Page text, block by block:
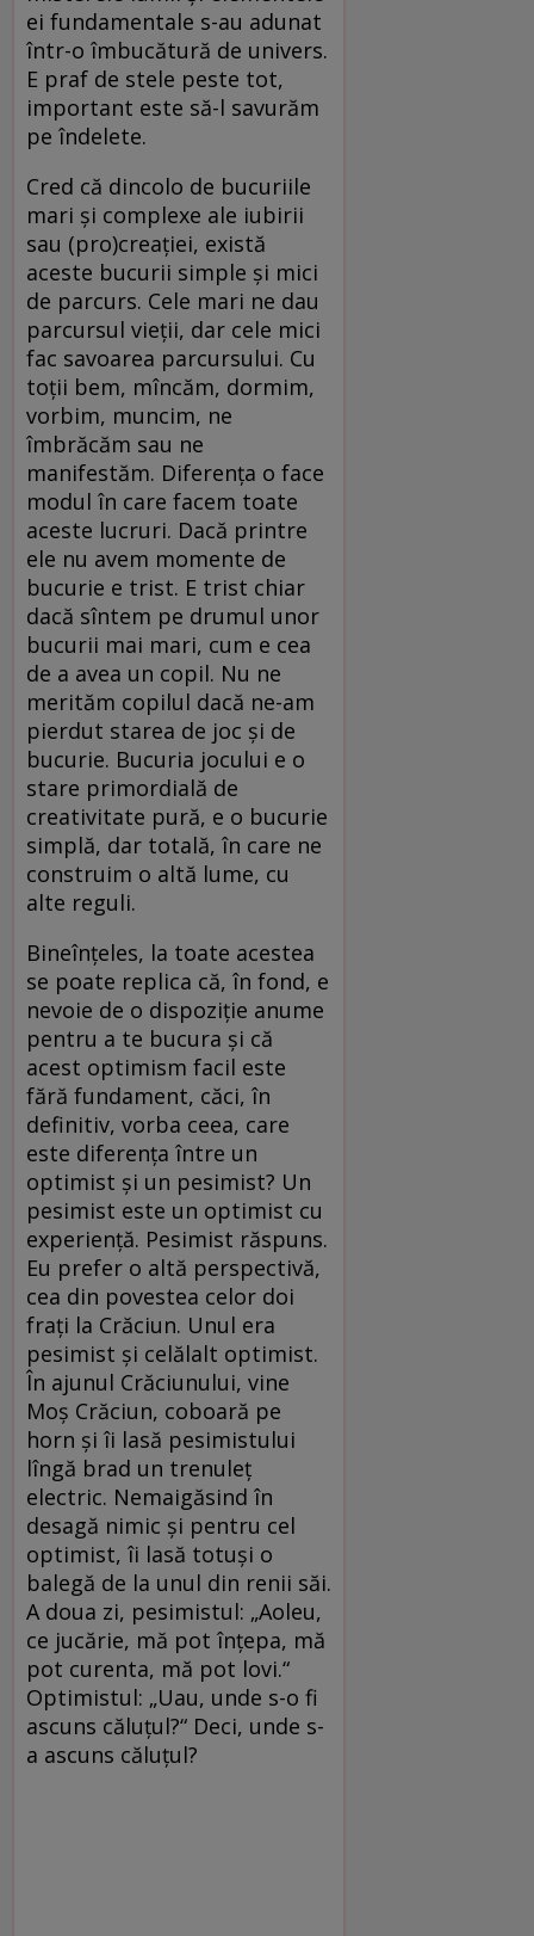
ei fundamentale s-au adunat
într-o îmbucătură de univers.
E praf de stele peste tot,
important este să-l savurăm
pe îndelete.
Cred că dincolo de bucuriile
mari şi complexe ale iubirii
sau (pro)creaţiei, există
aceste bucurii simple şi mici
de parcurs. Cele mari ne dau
parcursul vieţii, dar cele mici
fac savoarea parcursului. Cu
toţii bem, mîncăm, dormim,
vorbim, muncim, ne
îmbrăcăm sau ne
manifestăm. Diferenţa o face
modul în care facem toate
aceste lucruri. Dacă printre
ele nu avem momente de
bucurie e trist. E trist chiar
dacă sîntem pe drumul unor
bucurii mai mari, cum e cea
de a avea un copil. Nu ne
merităm copilul dacă ne-am
pierdut starea de joc şi de
bucurie. Bucuria jocului e o
stare primordială de
creativitate pură, e o bucurie
simplă, dar totală, în care ne
construim o altă lume, cu
alte reguli.
Bineînţeles, la toate acestea
se poate replica că, în fond, e
nevoie de o dispoziţie anume
pentru a te bucura şi că
acest optimism facil este
fără fundament, căci, în
definitiv, vorba ceea, care
este diferenţa între un
optimist şi un pesimist? Un
pesimist este un optimist cu
experienţă. Pesimist răspuns.
Eu prefer o altă perspectivă,
cea din povestea celor doi
fraţi la Crăciun. Unul era
pesimist şi celălalt optimist.
În ajunul Crăciunului, vine
Moş Crăciun, coboară pe
horn şi îi lasă pesimistului
lîngă brad un trenuleţ
electric. Nemaigăsind în
desagă nimic şi pentru cel
optimist, îi lasă totuşi o
balegă de la unul din renii săi.
A doua zi, pesimistul: „Aoleu,
ce jucărie, mă pot înţepa, mă
pot curenta, mă pot lovi.“
Optimistul: „Uau, unde s-o fi
ascuns căluţul?“ Deci, unde s-
a ascuns căluţul?